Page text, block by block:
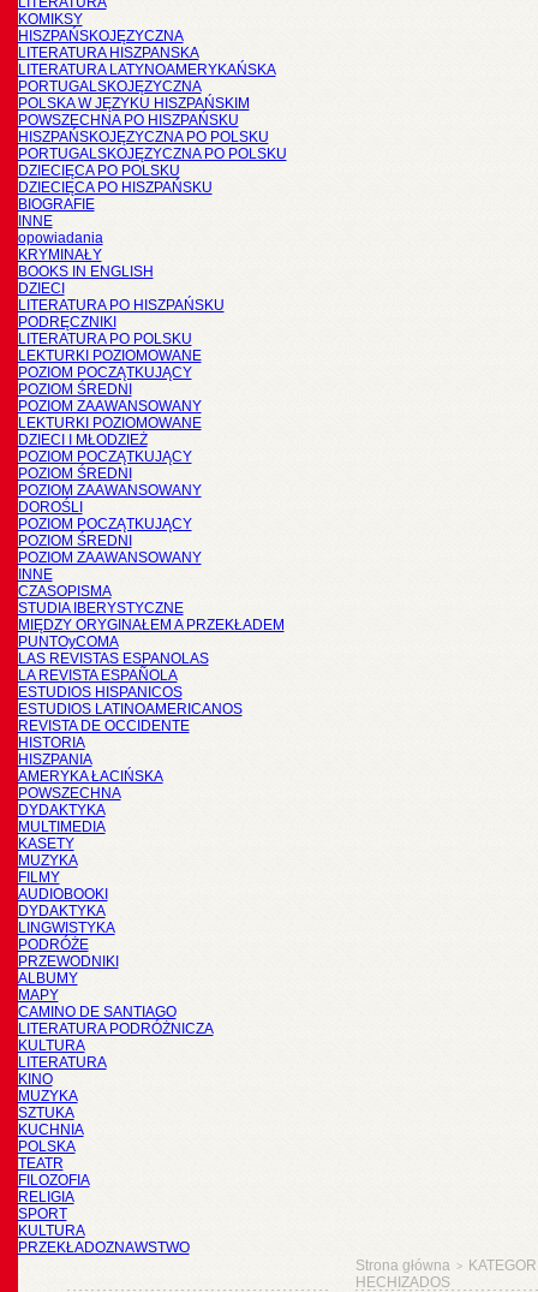
KOMIKSY
HISZPAŃSKOJĘZYCZNA
LITERATURA HISZPANSKA
LITERATURA LATYNOAMERYKAŃSKA
PORTUGALSKOJĘZYCZNA
POLSKA W JĘZYKU HISZPAŃSKIM
POWSZECHNA PO HISZPAŃSKU
HISZPAŃSKOJĘZYCZNA PO POLSKU
PORTUGALSKOJĘZYCZNA PO POLSKU
DZIECIĘCA PO POLSKU
DZIECIĘCA PO HISZPAŃSKU
BIOGRAFIE
INNE
opowiadania
KRYMINAŁY
BOOKS IN ENGLISH
DZIECI
LITERATURA PO HISZPAŃSKU
PODRĘCZNIKI
LITERATURA PO POLSKU
LEKTURKI POZIOMOWANE
POZIOM POCZĄTKUJĄCY
POZIOM ŚREDNI
POZIOM ZAAWANSOWANY
LEKTURKI POZIOMOWANE
DZIECI I MŁODZIEŻ
POZIOM POCZĄTKUJĄCY
POZIOM ŚREDNI
POZIOM ZAAWANSOWANY
DOROŚLI
POZIOM POCZĄTKUJĄCY
POZIOM ŚREDNI
POZIOM ZAAWANSOWANY
INNE
CZASOPISMA
STUDIA IBERYSTYCZNE
MIĘDZY ORYGINAŁEM A PRZEKŁADEM
PUNTOyCOMA
LAS REVISTAS ESPANOLAS
LA REVISTA ESPAÑOLA
ESTUDIOS HISPANICOS
ESTUDIOS LATINOAMERICANOS
REVISTA DE OCCIDENTE
HISTORIA
HISZPANIA
AMERYKA ŁACIŃSKA
POWSZECHNA
DYDAKTYKA
MULTIMEDIA
KASETY
MUZYKA
FILMY
AUDIOBOOKI
DYDAKTYKA
LINGWISTYKA
PODRÓŻE
PRZEWODNIKI
ALBUMY
MAPY
CAMINO DE SANTIAGO
LITERATURA PODRÓŻNICZA
KULTURA
LITERATURA
KINO
MUZYKA
SZTUKA
KUCHNIA
POLSKA
TEATR
FILOZOFIA
RELIGIA
SPORT
KULTURA
PRZEKŁADOZNAWSTWO
Strona główna >
HECHIZADOS